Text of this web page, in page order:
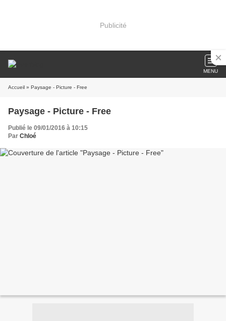
Publicité
MENU
Accueil » Paysage - Picture - Free
Paysage - Picture - Free
Publié le 09/01/2016 à 10:15
Par Chloé